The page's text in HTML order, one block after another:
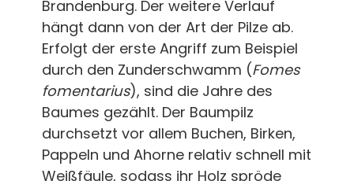
Brandenburg. Der weitere Verlauf
hängt dann von der Art der Pilze ab.
Erfolgt der erste Angriff zum Beispiel
durch den Zunderschwamm (Fomes
fomentarius), sind die Jahre des
Baumes gezählt. Der Baumpilz
durchsetzt vor allem Buchen, Birken,
Pappeln und Ahorne relativ schnell mit
Weißfäule, sodass ihr Holz spröde